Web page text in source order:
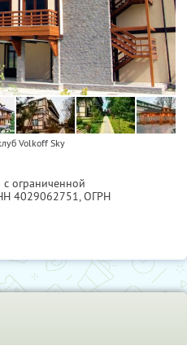
Volkoff Sky
с ограниченной
4029062751, ОГРН